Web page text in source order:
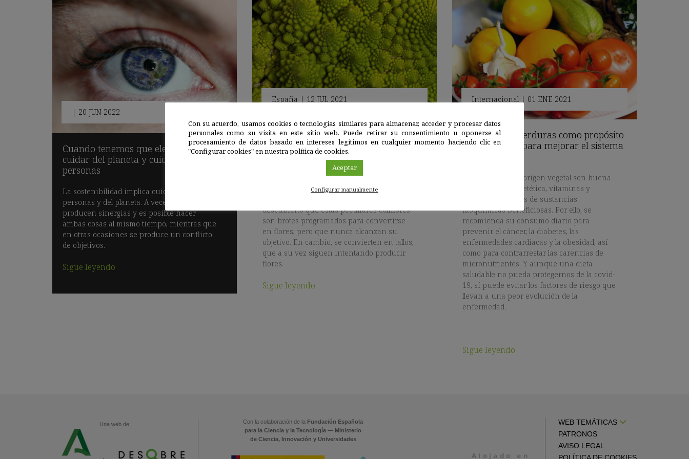
| 20 JUN 2022
Cuando tenemos que elegir entre
cuidar del planeta y cuidar de las
personas
La sostenibilidad implica cuidar de las
personas y del planeta. A veces, se
producen sinergias y es posible hacer
ambas cosas al mismo tiempo, mientras que
en otras ocasiones se produce un conflicto
de objetivos.
Sigue leyendo
España | 12 JUL 2021
Resuelto el misterio de la curiosa
forma de la coliflor romanesco
Combinando modelos matemáticos y
biología vegetal, científicos del Instituto de
Biología Molecular y Celular de Plantas (UPV-
descubierto que estas peculiares coliflores
son brotes programados para convertirse
en flores, pero que nunca alcanzan su
objetivo. En cambio, se convierten en tallos,
que a su vez siguen intentando producir
flores.
Sigue leyendo
Internacional | 01 ENE 2021
Más frutas y verduras como propósito
de año nuevo para mejorar el sistema
Los alimentos de origen vegetal son buena
fuente de fibra dietética, vitaminas y
minerales, además de sustancias
fitoquímicas beneficiosas. Por ello, se
recomienda su consumo diario para
prevenir el cáncer, la diabetes, las
enfermedades cardíacas y la obesidad, así
como para contrarrestar las carencias de
micronutrientes. Y aunque una dieta
saludable no pueda protegernos de la covid-
19, sí puede evitar los factores de riesgo que
llevan a una peor evolución de la
enfermedad.
Sigue leyendo
Una web de: Con la colaboración de la Fundación Española
para la Ciencia y la Tecnología — Ministerio
de Ciencia, Innovación y Universidades
WEB TEMÁTICAS
PATRONOS
AVISO LEGAL
Con su acuerdo, usamos cookies o tecnologías similares para almacenar, acceder y procesar datos
personales como su visita en este sitio web. Puede retirar su consentimiento u oponerse al
procesamiento de datos basado en intereses legítimos en cualquier momento haciendo clic en
"Configurar cookies" en nuestra política de cookies.
Aceptar
Configurar manualmente